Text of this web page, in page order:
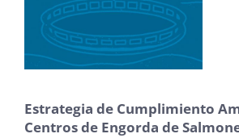
Estrategia de Cumplimiento
Centros de Engorda de